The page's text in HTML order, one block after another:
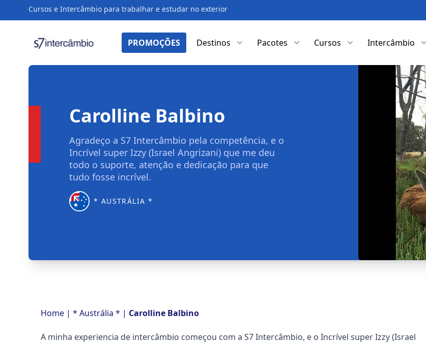
Cursos e Intercâmbio para trabalhar e estudar no exterior
PROMOÇÕES Destinos Pacotes Cursos Intercâmbio
Carolline Balbino
Agradeço a S7 Intercâmbio pela competência, e o
Incrível super Izzy (Israel Angrizani) que me deu
todo o suporte, atenção e dedicação para que
tudo fosse incrível.
* AUSTRÁLIA *
Home | * Austrália * | Carolline Balbino
A minha experiencia de intercâmbio começou com a S7 Intercâmbio, e o Incrível super Izzy (Israel